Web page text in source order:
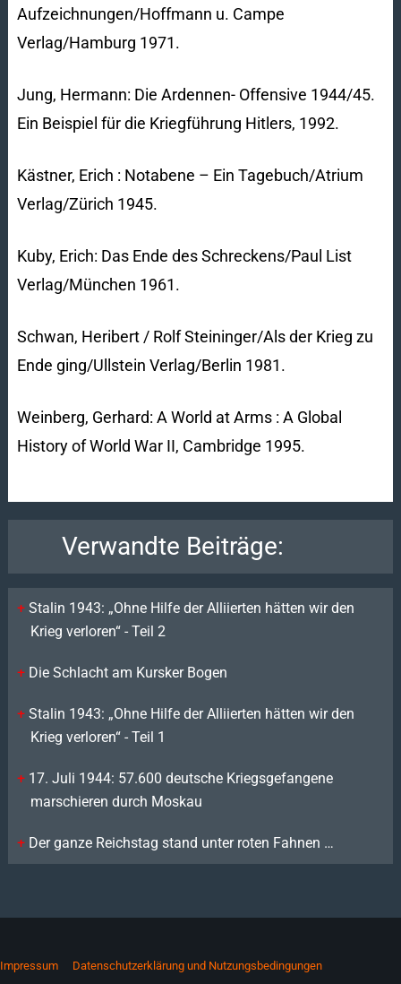
Aufzeichnungen/Hoffmann u. Campe
Verlag/Hamburg 1971.
Jung, Hermann: Die Ardennen- Offensive 1944/45.
Ein Beispiel für die Kriegführung Hitlers, 1992.
Kästner, Erich : Notabene – Ein Tagebuch/Atrium
Verlag/Zürich 1945.
Kuby, Erich: Das Ende des Schreckens/Paul List
Verlag/München 1961.
Schwan, Heribert / Rolf Steininger/Als der Krieg zu
Ende ging/Ullstein Verlag/Berlin 1981.
Weinberg, Gerhard: A World at Arms : A Global
History of World War II, Cambridge 1995.
Verwandte Beiträge:
Stalin 1943: „Ohne Hilfe der Alliierten hätten wir den
Krieg verloren“ - Teil 2
Die Schlacht am Kursker Bogen
Stalin 1943: „Ohne Hilfe der Alliierten hätten wir den
Krieg verloren“ - Teil 1
17. Juli 1944: 57.600 deutsche Kriegsgefangene
marschieren durch Moskau
Der ganze Reichstag stand unter roten Fahnen …
Impressum
Datenschutzerklärung und Nutzungsbedingungen